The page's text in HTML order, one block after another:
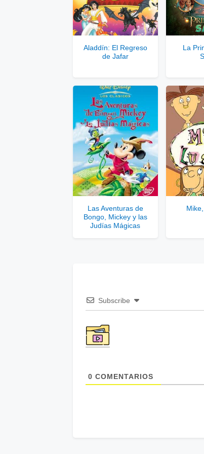
Aladdín: El Regreso
de Jafar
La
Las Aventuras de
Bongo, Mickey y las
Judías Mágicas
Subscribe
0 COMENTARIOS